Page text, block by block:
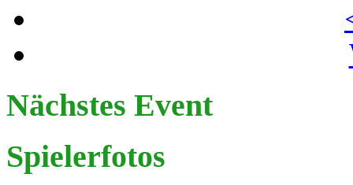
Nächstes Event
Spielerfotos